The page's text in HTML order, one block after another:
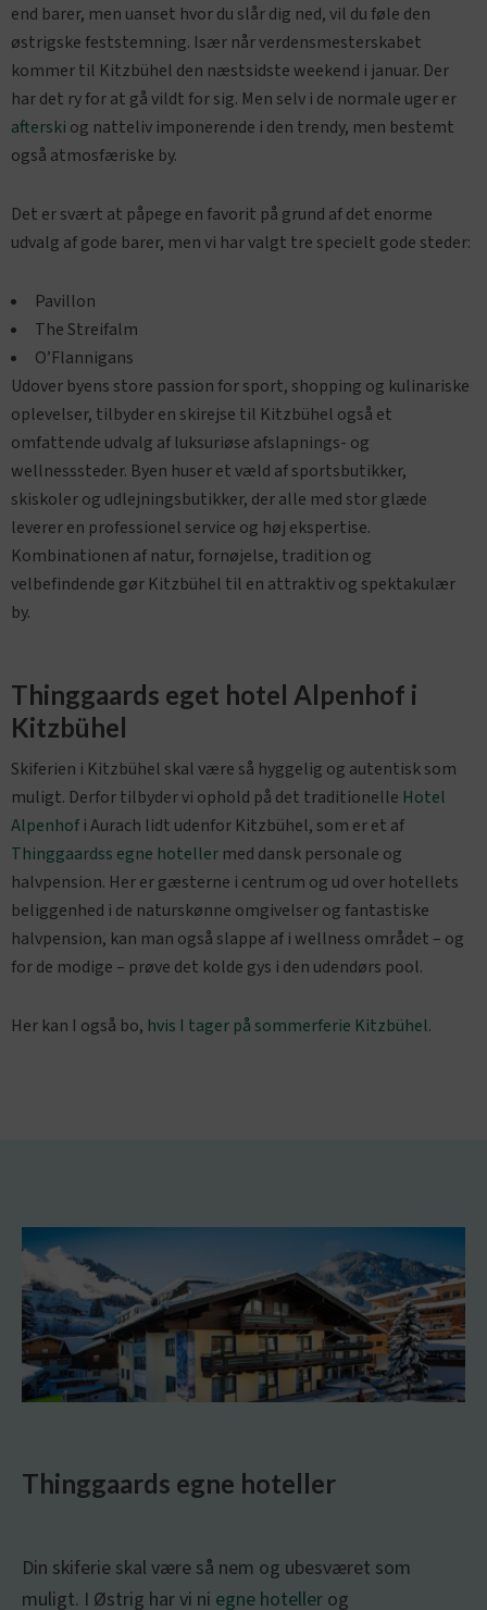
end barer, men uanset hvor du slår dig ned, vil du føle den
østrigske feststemning. Især når verdensmesterskabet
kommer til Kitzbühel den næstsidste weekend i januar. Der
har det ry for at gå vildt for sig. Men selv i de normale uger er
afterski og natteliv imponerende i den trendy, men bestemt
også atmosfæriske by.
Det er svært at påpege en favorit på grund af det enorme
udvalg af gode barer, men vi har valgt tre specielt gode steder:
Pavillon
The Streifalm
O’Flannigans
Udover byens store passion for sport, shopping og kulinariske
oplevelser, tilbyder en skirejse til Kitzbühel også et
omfattende udvalg af luksuriøse afslapnings- og
wellnesssteder. Byen huser et væld af sportsbutikker,
skiskoler og udlejningsbutikker, der alle med stor glæde
leverer en professionel service og høj ekspertise.
Kombinationen af natur, fornøjelse, tradition og
velbefindende gør Kitzbühel til en attraktiv og spektakulær
by.
Thinggaards eget hotel Alpenhof i
Kitzbühel
Skiferien i Kitzbühel skal være så hyggelig og autentisk som
muligt. Derfor tilbyder vi ophold på det traditionelle Hotel
Alpenhof i Aurach lidt udenfor Kitzbühel, som er et af
Thinggaardss egne hoteller med dansk personale og
halvpension. Her er gæsterne i centrum og ud over hotellets
beliggenhed i de naturskønne omgivelser og fantastiske
halvpension, kan man også slappe af i wellness området – og
for de modige – prøve det kolde gys i den udendørs pool.
Her kan I også bo, hvis I tager på sommerferie Kitzbühel.
Thinggaards egne hoteller
Din skiferie skal være så nem og ubesværet som
muligt. I Østrig har vi ni egne hoteller og